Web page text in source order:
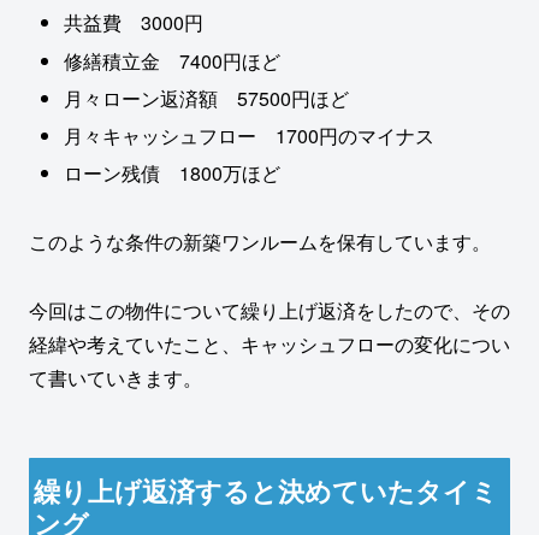
共益費 3000円
修繕積立金 7400円ほど
月々ローン返済額 57500円ほど
月々キャッシュフロー 1700円のマイナス
ローン残債 1800万ほど
このような条件の新築ワンルームを保有しています。
今回はこの物件について繰り上げ返済をしたので、その
経緯や考えていたこと、キャッシュフローの変化につい
て書いていきます。
繰り上げ返済すると決めていたタイミ
ング